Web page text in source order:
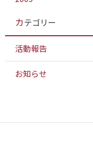
カテゴリー
活動報告
お知らせ